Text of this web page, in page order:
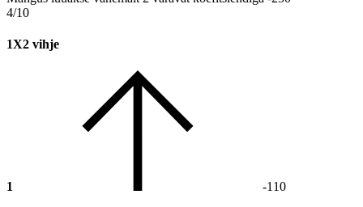
4/10
1X2 vihje
1
-110